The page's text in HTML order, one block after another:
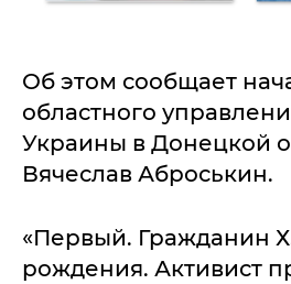
Об этом сообщает
областного
Украины в Донецкой
Вячеслав Аброськин.
«Первый. Гражданин
рождения. Активист